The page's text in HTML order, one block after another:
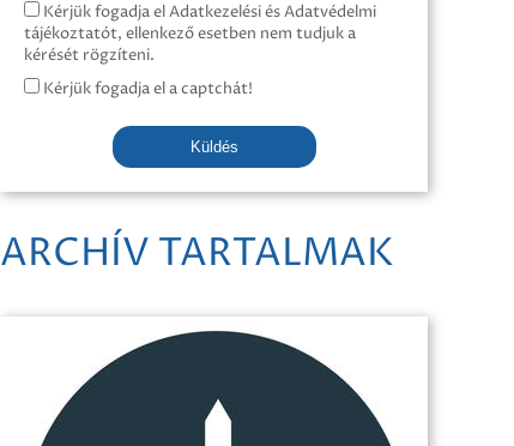
Kérjük fogadja el Adatkezelési és Adatvédelmi
tájékoztatót, ellenkező esetben nem tudjuk a
kérését rögzíteni.
Kérjük fogadja el a captchát!
Küldés
ARCHÍV TARTALMAK